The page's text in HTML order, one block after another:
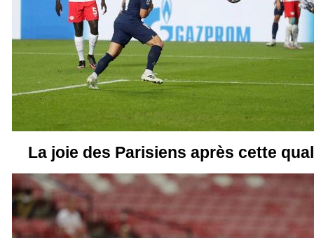
La joie des Parisiens après cette